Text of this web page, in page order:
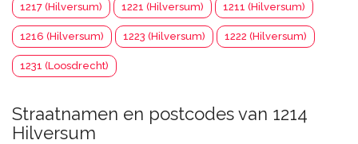
1217 (Hilversum) 1221 (Hilversum) 1211 (Hilversum)
1216 (Hilversum) 1223 (Hilversum) 1222 (Hilversum)
1231 (Loosdrecht)
Straatnamen en postcodes van 1214
Hilversum